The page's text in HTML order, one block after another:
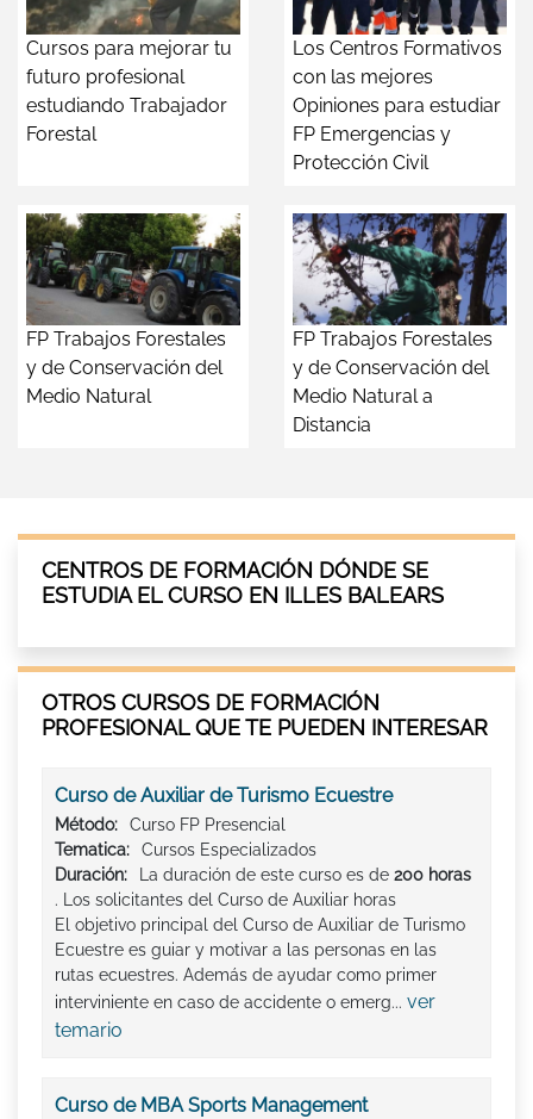
Cursos para mejorar tu
futuro profesional
estudiando Trabajador
Forestal
Los Centros Formativos
con las mejores
Opiniones para estudiar
FP Emergencias y
Protección Civil
FP Trabajos Forestales
y de Conservación del
Medio Natural
FP Trabajos Forestales
y de Conservación del
Medio Natural a
Distancia
CENTROS DE FORMACIÓN DÓNDE SE
ESTUDIA EL CURSO EN ILLES BALEARS
OTROS CURSOS DE FORMACIÓN
PROFESIONAL QUE TE PUEDEN INTERESAR
Curso de Auxiliar de Turismo Ecuestre
Método:
Curso FP Presencial
Tematica:
Cursos Especializados
Duración:
La duración de este curso es de 200 horas
. Los solicitantes del Curso de Auxiliar horas
El objetivo principal del Curso de Auxiliar de Turismo
Ecuestre es guiar y motivar a las personas en las
rutas ecuestres. Además de ayudar como primer
interviniente en caso de accidente o emerg... ver
temario
Curso de MBA Sports Management